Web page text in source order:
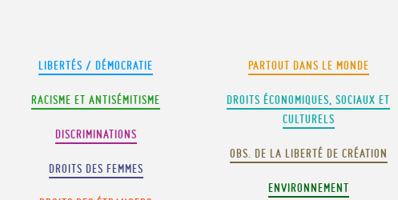
LIBERTÉS / DÉMOCRATIE
RACISME ET ANTISÉMITISME
DISCRIMINATIONS
DROITS DES FEMMES
PARTOUT DANS LE MONDE
DROITS ÉCONOMIQUES, SOCIAUX ET
CULTURELS
OBS. DE LA LIBERTÉ DE CRÉATION
ENVIRONNEMENT